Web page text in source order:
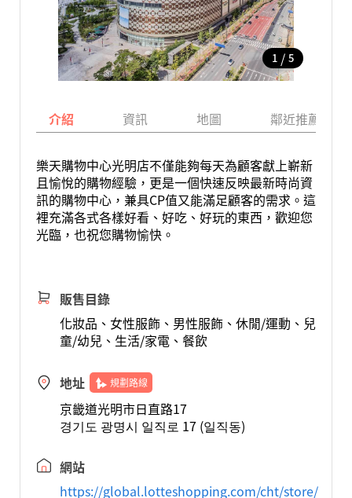
1 / 5
介紹 資訊 地圖 鄰近推薦景點
樂天購物中心光明店不僅能夠每天為顧客獻上嶄新
且愉悅的購物經驗，更是一個快速反映最新時尚資
訊的購物中心，兼具CP值又能滿足顧客的需求。這
裡充滿各式各樣好看、好吃、好玩的東西，歡迎您
光臨，也祝您購物愉快。
販售目錄
化妝品、女性服飾、男性服飾、休閒/運動、兒
童/幼兒、生活/家電、餐飲
地址 規劃路線
京畿道光明市日直路17
경기도 광명시 일직로 17 (일직동)
網站
https://global.lotteshopping.com/cht/store/